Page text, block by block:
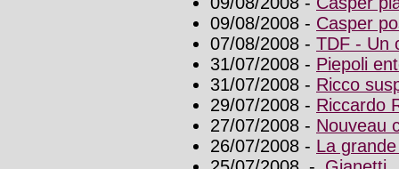
09/08/2008 - Casper
07/08/2008 - TDF - Un
31/07/2008 - Piepoli
31/07/2008 - Ricco
29/07/2008 - Riccardo
27/07/2008 - Nouveau
26/07/2008 - La